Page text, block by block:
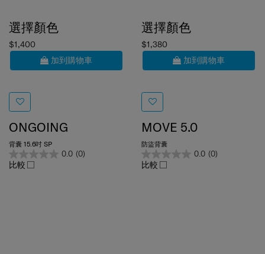
$1,400
加到購物車
ONGOING
背囊 15.6吋 SP
比較
$1,380
加到購物車
MOVE 5.0
防盜背囊
比較